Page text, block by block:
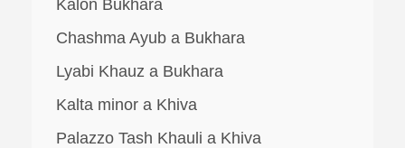
Kalon Bukhara
Chashma Ayub a Bukhara
Lyabi Khauz a Bukhara
Kalta minor a Khiva
Palazzo Tash Khauli a Khiva